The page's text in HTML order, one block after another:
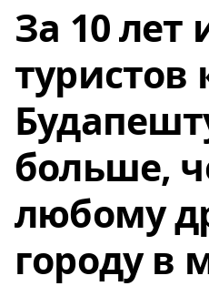
За 10 лет
туристов
больше,
любому
городу в